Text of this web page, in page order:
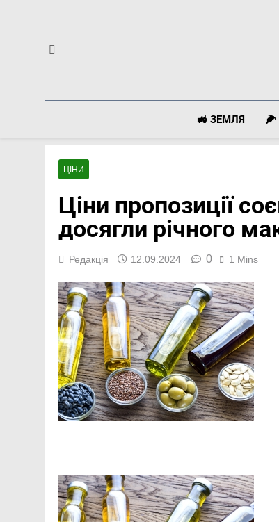
🚜 ЗЕМЛЯ
ЦІНИ
Ціни пропозиції
досягли річного
Редакція 12.09.2024 0 1 Mins
Link